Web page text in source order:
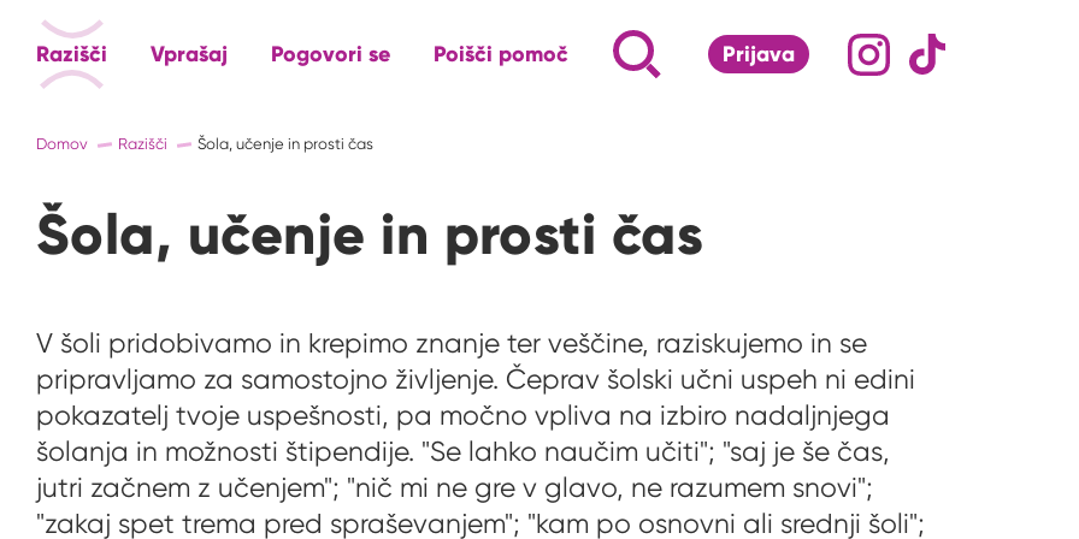
Razišči Vprašaj Pogovori se Poišči pomoč
Iskalnik za iskanje po strani
Napiši, kaj te zanima ...
S klikom na lupo odpri iskalnik
Prijava
Družabna omrežja
Domov Razišči Šola, učenje in prosti čas
Šola, učenje in prosti čas
V šoli pridobivamo in krepimo znanje ter veščine, raziskujemo in se
pripravljamo za samostojno življenje. Čeprav šolski učni uspeh ni edini
pokazatelj tvoje uspešnosti, pa močno vpliva na izbiro nadaljnjega
šolanja in možnosti štipendije. "Se lahko naučim učiti"; "saj je še čas,
jutri začnem z učenjem"; "nič mi ne gre v glavo, ne razumem snovi";
"zakaj spet trema pred spraševanjem"; "kam po osnovni ali srednji šoli";